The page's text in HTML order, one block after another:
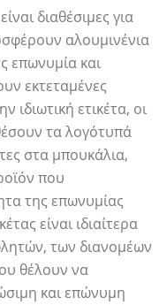
διαθέσιμες για
αλουμινένια
επωνυμία και
εκτεταμένες
ιδιωτική ετικέτα, οι
τα λογότυπά
στα μπουκάλια,
που
της επωνυμίας
είναι ιδιαίτερα
των διανομέων
θέλουν να
και επώνυμη